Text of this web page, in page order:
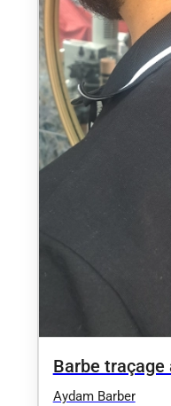
Barbe traçage
Aydam Barber